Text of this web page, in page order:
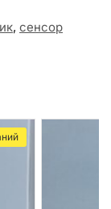
, сенсор